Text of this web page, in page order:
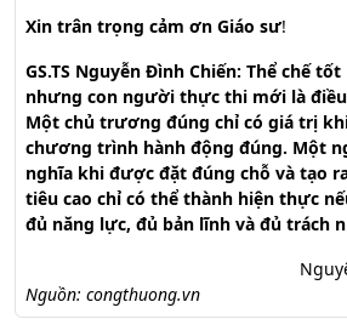
Xin trân trọng cảm ơn Giáo sư!
GS.TS Nguyễn Đình Chiến: Thể chế
nhưng con người thực thi mới là
Một chủ trương đúng chỉ có giá trị
chương trình hành động đúng. Một
nghĩa khi được đặt đúng chỗ và tạo
tiêu cao chỉ có thể thành hiện thực
đủ năng lực, đủ bản lĩnh và đủ trách
Nguồn: congthuong.vn